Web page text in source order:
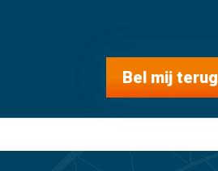
Bel mij terug